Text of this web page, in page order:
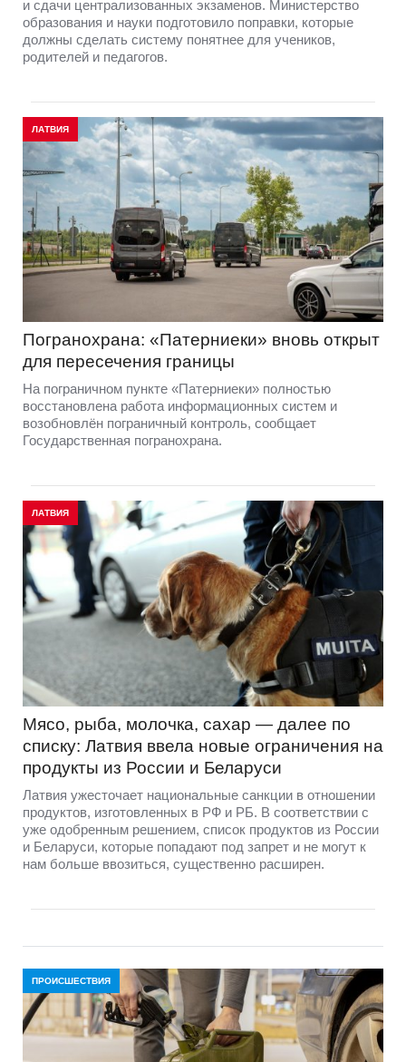
и сдачи централизованных экзаменов. Министерство
образования и науки подготовило поправки, которые
должны сделать систему понятнее для учеников,
родителей и педагогов.
ЛАТВИЯ
Погранохрана: «Патерниеки» вновь открыт
для пересечения границы
На пограничном пункте «Патерниеки» полностью
восстановлена работа информационных систем и
возобновлён пограничный контроль, сообщает
Государственная погранохрана.
ЛАТВИЯ
Мясо, рыба, молочка, сахар — далее по
списку: Латвия ввела новые ограничения на
продукты из России и Беларуси
Латвия ужесточает национальные санкции в отношении
продуктов, изготовленных в РФ и РБ. В соответствии с
уже одобренным решением, список продуктов из России
и Беларуси, которые попадают под запрет и не могут к
нам больше ввозиться, существенно расширен.
ПРОИСШЕСТВИЯ